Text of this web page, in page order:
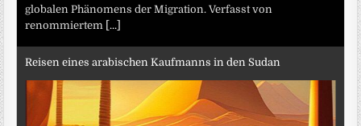
globalen Phänomens der Migration. Verfasst von
renommiertem [...]
Reisen eines arabischen Kaufmanns in den Sudan